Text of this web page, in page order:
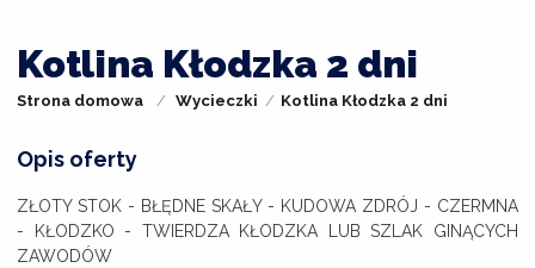
Kotlina Kłodzka 2 dni
Strona domowa Wycieczki Kotlina Kłodzka 2 dni
Opis oferty
ZŁOTY STOK - BŁĘDNE SKAŁY - KUDOWA ZDRÓJ - CZERMNA
- KŁODZKO - TWIERDZA KŁODZKA LUB SZLAK GINĄCYCH
ZAWODÓW